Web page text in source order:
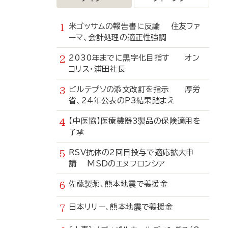
米ゴッサムの報告書に反論 住友ファ
ーマ、会計処理の適正性強調
2030年までに黒字化目指す オン
コリス・浦田社長
ビルテプソの添文改訂を指示 厚労
省、24年公表のP3結果踏まえ
【中医協】医療機器3製品の保険適用を
了承
RSV抗体の2回目投与で適応拡大申
請 MSDのエヌフロンシア
佐藤製薬、熊本地震で義援金
日本リリー、熊本地震で義援金